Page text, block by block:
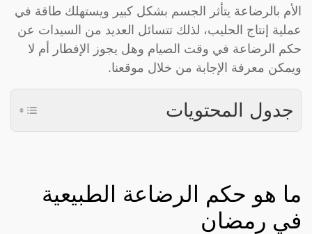
الأم بالرضاعة يتأثر الجسم بشكل كبير ويستهلك طاقة في
عملية إنتاج الحليب، لذلك تتسائل العديد من السيدات عن
حكم الرضاعة في وقت الصيام وهل يجوز الإفطار أم لا
ويمكن معرفة الإجابة من خلال موقعنا.
جدول المحتويات
ما هو حكم الرضاعة الطبيعية
في رمضان